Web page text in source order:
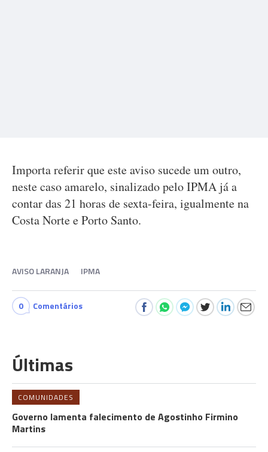
Importa referir que este aviso sucede um outro,
neste caso amarelo, sinalizado pelo IPMA já a
contar das 21 horas de sexta-feira, igualmente na
Costa Norte e Porto Santo.
AVISO LARANJA IPMA
0 Comentários
Últimas
COMUNIDADES
Governo lamenta falecimento de Agostinho Firmino
Martins